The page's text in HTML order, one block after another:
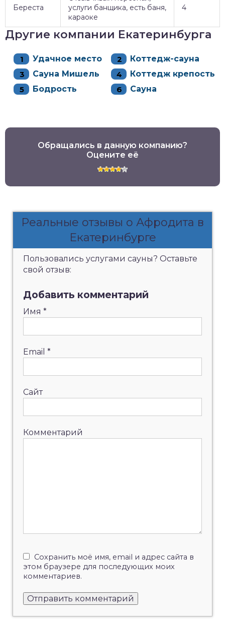
Береста
услуги банщика, есть баня,
караоке
4
Другие компании Екатеринбурга
Удачное место
Коттедж-сауна
Сауна Мишель
Коттедж крепость
Бодрость
Сауна
Обращались в данную компанию?
Оцените её
Реальные отзывы о Афродита в
Екатеринбурге
Пользовались услугами сауны? Оставьте
свой отзыв:
Добавить комментарий
Имя *
Email *
Сайт
Комментарий
Сохранить моё имя, email и адрес сайта в
этом браузере для последующих моих
комментариев.